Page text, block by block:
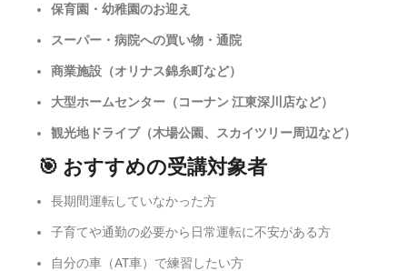
保育園・幼稚園のお迎え
スーパー・病院への買い物・通院
商業施設（オリナス錦糸町など）
大型ホームセンター（コーナン 江東深川店など）
観光地ドライブ（木場公園、スカイツリー周辺など）
🎯 おすすめの受講対象者
長期間運転していなかった方
子育てや通勤の必要から日常運転に不安がある方
自分の車（AT車）で練習したい方